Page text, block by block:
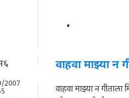
2007
वाहवा माझ्या न
वाहवा माझ्या न गीताला